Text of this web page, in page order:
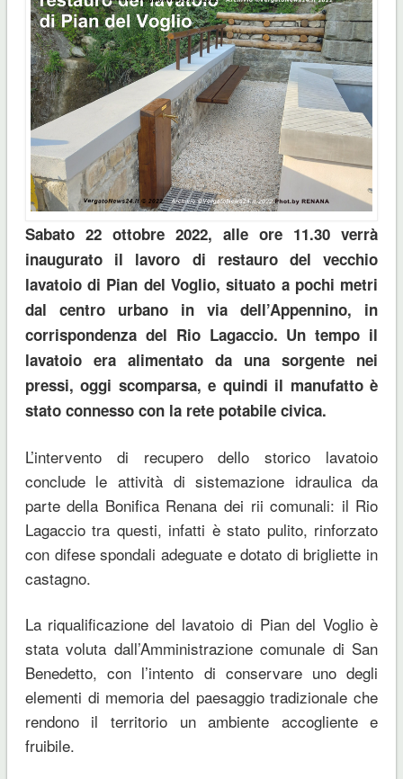
Sabato 22 ottobre 2022, alle ore 11.30 verrà
inaugurato il lavoro di restauro del vecchio
lavatoio di Pian del Voglio, situato a pochi metri
dal centro urbano in via dell’Appennino, in
corrispondenza del Rio Lagaccio. Un tempo il
lavatoio era alimentato da una sorgente nei
pressi, oggi scomparsa, e quindi il manufatto è
stato connesso con la rete potabile civica.
L’intervento di recupero dello storico lavatoio
conclude le attività di sistemazione idraulica da
parte della Bonifica Renana dei rii comunali: il Rio
Lagaccio tra questi, infatti è stato pulito, rinforzato
con difese spondali adeguate e dotato di brigliette in
castagno.
La riqualificazione del lavatoio di Pian del Voglio è
stata voluta dall’Amministrazione comunale di San
Benedetto, con l’intento di conservare uno degli
elementi di memoria del paesaggio tradizionale che
rendono il territorio un ambiente accogliente e
fruibile.